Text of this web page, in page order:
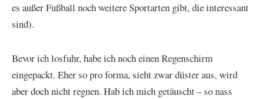
es außer Fußball noch weitere Sportarten gibt, die interessant
sind).
Bevor ich losfuhr, habe ich noch einen Regenschirm
eingepackt. Eher so pro forma, sieht zwar düster aus, wird
aber doch nicht regnen. Hab ich mich getäuscht – so nass